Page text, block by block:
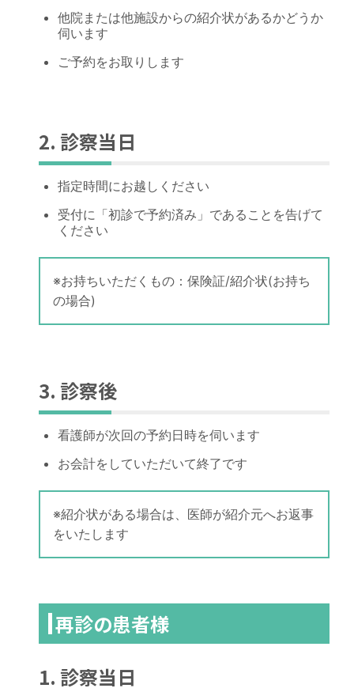
他院または他施設からの紹介状があるかどうか
伺います
ご予約をお取りします
2. 診察当日
指定時間にお越しください
受付に「初診で予約済み」であることを告げて
ください
※お持ちいただくもの：保険証/紹介状(お持ち
の場合)
3. 診察後
看護師が次回の予約日時を伺います
お会計をしていただいて終了です
※紹介状がある場合は、医師が紹介元へお返事
をいたします
再診の患者様
1. 診察当日